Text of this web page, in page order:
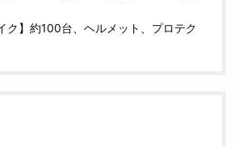
ク】約100台、ヘルメット、プロテク